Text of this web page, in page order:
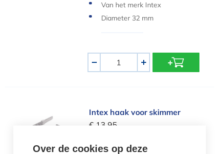
Van het merk Intex
Diameter 32 mm
+
Intex haak voor skimmerIntex haak voor skimmer
€ 13,95
Haak voor skimmer
Over de cookies op deze